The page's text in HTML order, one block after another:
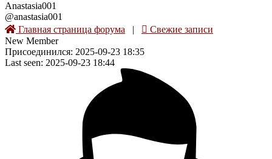
Anastasia001
@anastasia001
Главная страница форума |
Свежие записи
New Member
Присоединился: 2025-09-23 18:35
Last seen: 2025-09-23 18:44